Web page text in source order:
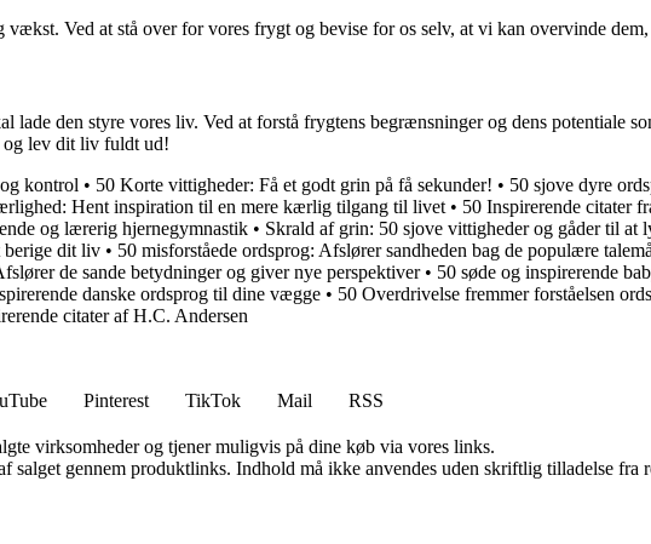
Ved at stå over for vores frygt og bevise for os selv, at vi kan overvinde
lade den styre vores liv. Ved at forstå frygtens begrænsninger og dens potentiale
lev dit liv fuldt ud!
kontrol • 50 Korte vittigheder: Få et godt grin på få sekunder! • 50 sjove dyre
Hent inspiration til en mere kærlig tilgang til livet • 50 Inspirerende citater
og lærerig hjernegymnastik • Skrald af grin: 50 sjove vittigheder og gåder til at
berige dit liv • 50 misforståede ordsprog: Afslører sandheden bag de populære
de sande betydninger og giver nye perspektiver• 50 søde og inspirerende
danske ordsprog til dine vægge • 50 Overdrivelse fremmer forståelsen
citater af H.C. Andersen
Pinterest TikTok Mail
RSS
virksomheder og tjener muligvis på dine køb via vores links.
gennem produktlinks. Indhold må ikke anvendes uden skriftlig tilladelse fra